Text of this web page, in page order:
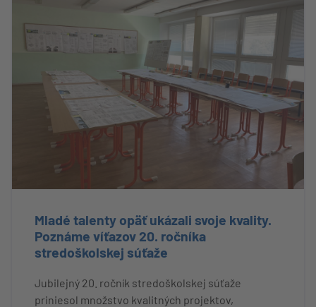
Mladé talenty opäť ukázali svoje kvality.
Poznáme víťazov 20. ročníka
stredoškolskej súťaže
Jubilejný 20. ročník stredoškolskej súťaže
priniesol množstvo kvalitných projektov,